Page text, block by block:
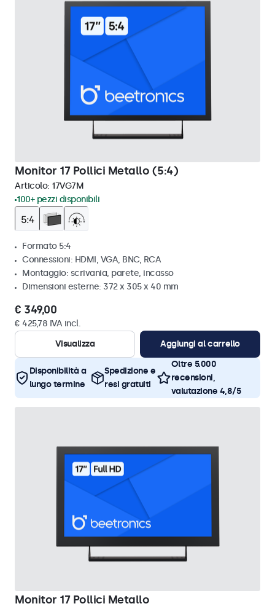
Monitor 17 Pollici Metallo (5:4)
Articolo: 17VG7M
100+ pezzi disponibili
Formato 5:4
Connessioni: HDMI, VGA, BNC, RCA
Montaggio: scrivania, parete, incasso
Dimensioni esterne: 372 x 305 x 40 mm
€ 349,00
€ 425,78 IVA incl.
Visualizza
Aggiungi al carrello
Disponibilità a
lungo termine
Spedizione e
resi gratuiti
Oltre 5.000
recensioni,
valutazione 4,8/5
Monitor 17 Pollici Metallo